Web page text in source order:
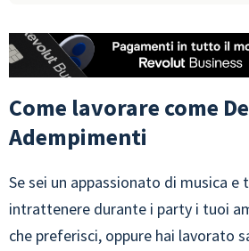
Come lavorare come
Adempimenti
Se sei un appassionato di musica e
intrattenere durante i party i tuoi
che preferisci, oppure hai lavorato